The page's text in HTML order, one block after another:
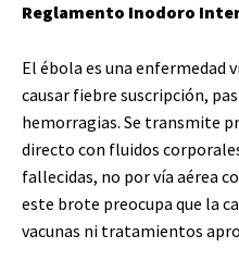
Reglamento Inodoro
El ébola es una enfermedad
causar fiebre suscripción,
hemorragias. Se transmite
directo con fluidos
fallecidas, no por vía aérea
este brote preocupa que la
vacunas ni tratamientos